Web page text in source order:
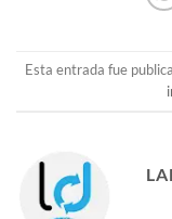
Esta entrada fue